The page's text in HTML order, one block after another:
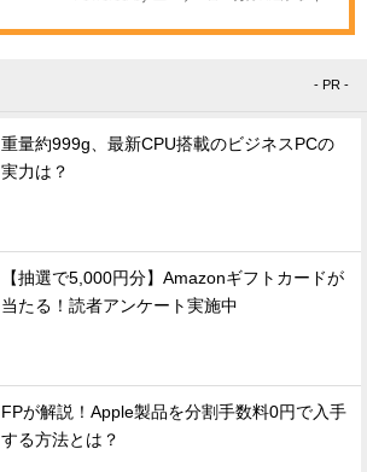
- PR -
重量約999g、最新CPU搭載のビジネスPCの
実力は？
【抽選で5,000円分】Amazonギフトカードが
当たる！読者アンケート実施中
FPが解説！Apple製品を分割手数料0円で入手
する方法とは？